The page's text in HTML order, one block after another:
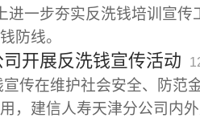
进一步夯实反洗钱培训宣传
防线。
开展反洗钱宣传活动
传在维护社会安全、防范
，建信人寿天津分公司内